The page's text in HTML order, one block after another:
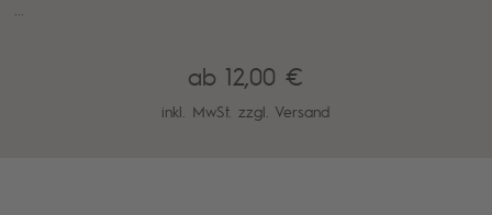
ab 12,00 €
inkl. MwSt. zzgl. Versand